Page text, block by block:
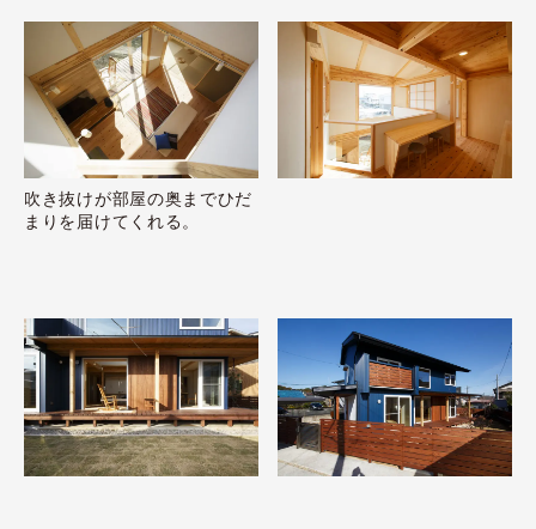
吹き抜けが部屋の奥までひだ
まりを届けてくれる。